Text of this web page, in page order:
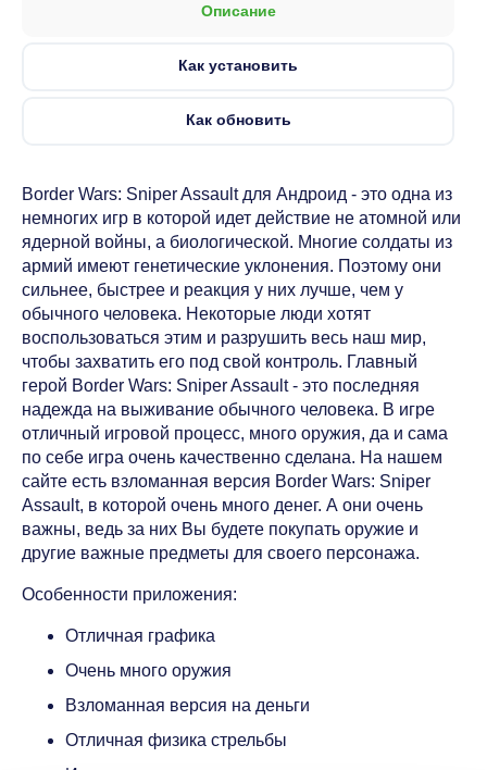
Описание
Как установить
Как обновить
Border Wars: Sniper Assault для Андроид - это одна из
немногих игр в которой идет действие не атомной или
ядерной войны, а биологической. Многие солдаты из
армий имеют генетические уклонения. Поэтому они
сильнее, быстрее и реакция у них лучше, чем у
обычного человека. Некоторые люди хотят
воспользоваться этим и разрушить весь наш мир,
чтобы захватить его под свой контроль. Главный
герой Border Wars: Sniper Assault - это последняя
надежда на выживание обычного человека. В игре
отличный игровой процесс, много оружия, да и сама
по себе игра очень качественно сделана. На нашем
сайте есть взломанная версия Border Wars: Sniper
Assault, в которой очень много денег. А они очень
важны, ведь за них Вы будете покупать оружие и
другие важные предметы для своего персонажа.
Особенности приложения:
Отличная графика
Очень много оружия
Взломанная версия на деньги
Отличная физика стрельбы